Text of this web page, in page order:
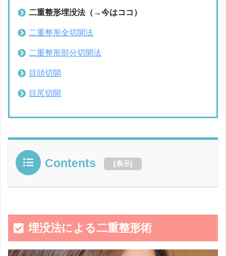
二重整形埋没法（→今はココ）
二重整形全切開法
二重整形部分切開法
目頭切開
目尻切開
Contents [表示]
埋没法による二重整形術